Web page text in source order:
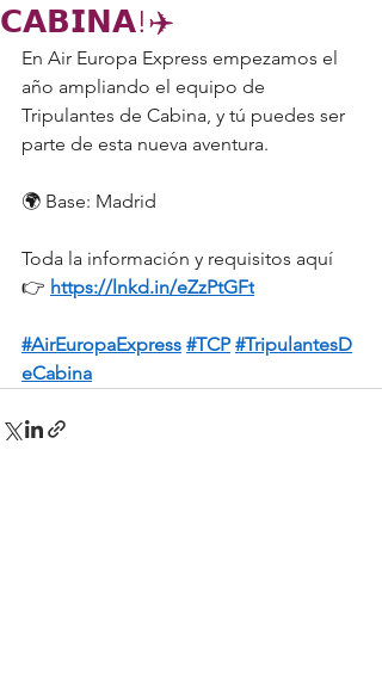
𝗖𝗔𝗕𝗜𝗡𝗔!✈️
En Air Europa Express empezamos el
año ampliando el equipo de
Tripulantes de Cabina, y tú puedes ser
parte de esta nueva aventura.
🌍 Base: Madrid
Toda la información y requisitos aquí
👉 https://lnkd.in/eZzPtGFt
#AirEuropaExpress #TCP #TripulantesD
eCabina